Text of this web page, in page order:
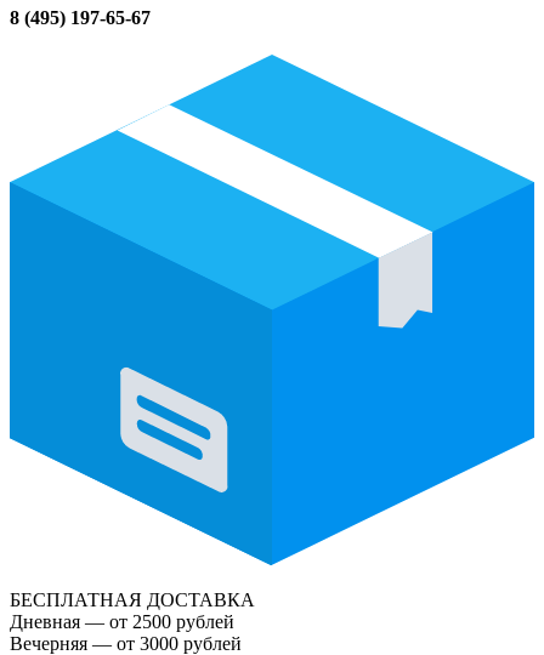
8 (495) 197-65-67
БЕСПЛАТНАЯ ДОСТАВКА
Дневная — от 2500 рублей
Вечерняя — от 3000 рублей